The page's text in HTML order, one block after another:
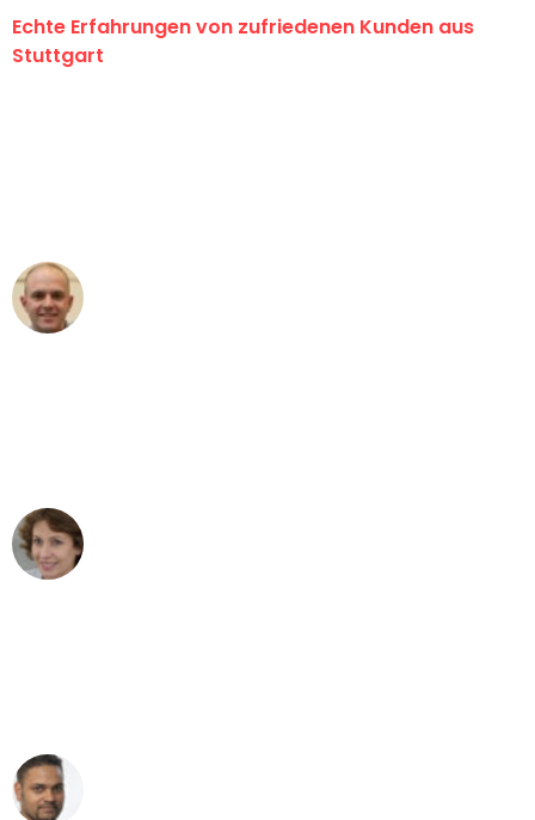
Echte Erfahrungen von zufriedenen Kunden aus
Stuttgart